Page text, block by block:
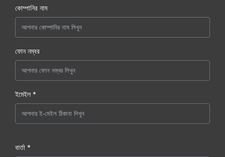
কোম্পানির নাম
ফোন নম্বর
ইমেইল *
বার্তা *